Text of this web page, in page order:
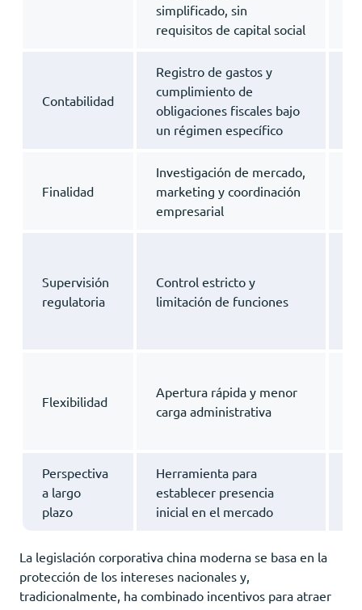
simplificado, sin
requisitos de capital social
Contabilidad
Registro de gastos y
cumplimiento de
obligaciones fiscales bajo
un régimen específico
Finalidad
Investigación de mercado,
marketing y coordinación
empresarial
Supervisión
regulatoria
Control estricto y
limitación de funciones
Flexibilidad
Apertura rápida y menor
carga administrativa
Perspectiva
a largo
plazo
Herramienta para
establecer presencia
inicial en el mercado
La legislación corporativa china moderna se basa en la
protección de los intereses nacionales y,
tradicionalmente, ha combinado incentivos para atraer